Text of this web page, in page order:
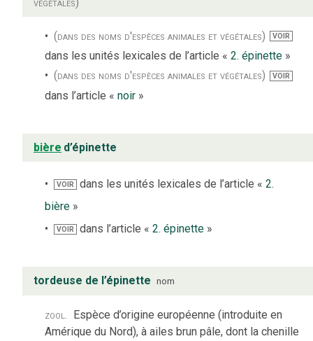
(dans des noms d'espèces animales et végétales) VOIR
dans les unités lexicales de l’article « 2. épinette »
(dans des noms d'espèces animales et végétales)
VOIR
dans l’article « noir »
bière d’épinette
VOIR dans les unités lexicales de l’article «2.
bière »
VOIR dans l’article «2. épinette »
tordeuse de l’épinette nom
zool. Espèce d’origine européenne (introduite en
Amérique du Nord), à ailes brun pâle, dont la chenille